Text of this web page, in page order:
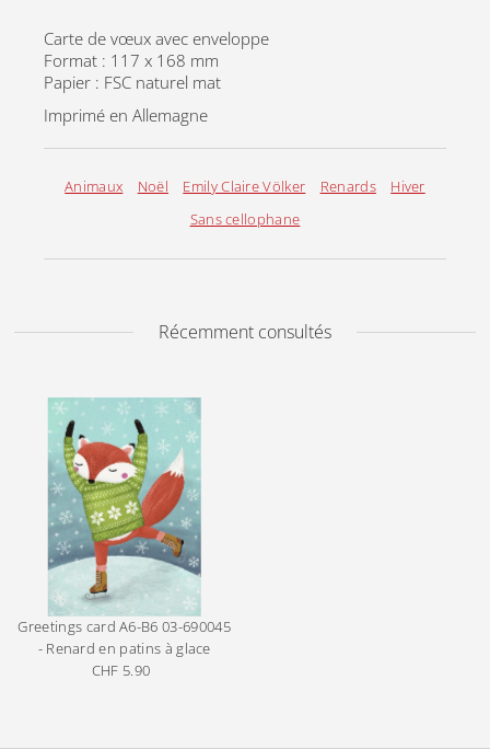
Carte de vœux avec enveloppe
Format : 117 x 168 mm
Papier : FSC naturel mat
Imprimé en Allemagne
Animaux Noël Emily Claire Völker Renards
Hiver
Sans cellophane
Récemment consultés
Greetings card A6-B6 03-690045
- Renard en patins à glace
Prix
CHF 5.90